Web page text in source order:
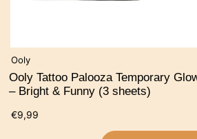
Ooly
Ooly Tattoo Palooza Temporary
– Bright & Funny (3 sheets)
€9,99